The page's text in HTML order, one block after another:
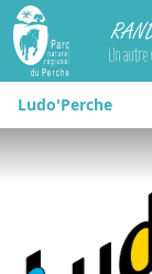
Rando Perche
Ludo'Perche